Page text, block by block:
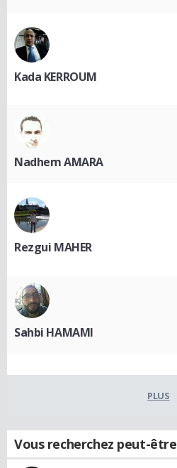
Kada KERROUM
Nadhem AMARA
Rezgui MAHER
Sahbi HAMAMI
PLUS
Vous recherchez peut-être